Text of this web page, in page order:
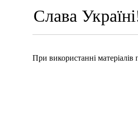
Слава
При використанні